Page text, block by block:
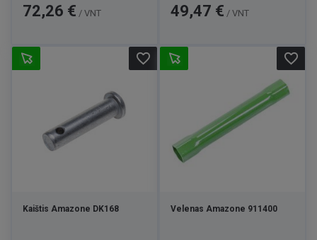
Kaina
72,26 € / VNT
Kaina
49,47 € / VNT
Kaištis Amazone DK168
favorite_border
Velenas Amazone 911400
favorite_border